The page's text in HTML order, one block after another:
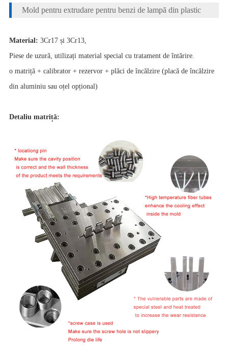
Mold pentru extrudare pentru benzi de lampă din plastic
Material: 3Cr17 și 3Cr13,
Piese de uzură, utilizați material special cu tratament de întărire.
o matriță + calibrator + rezervor + plăci de încălzire (placă de încălzire
din aluminiu sau oțel opțional)
Detaliu matriță: